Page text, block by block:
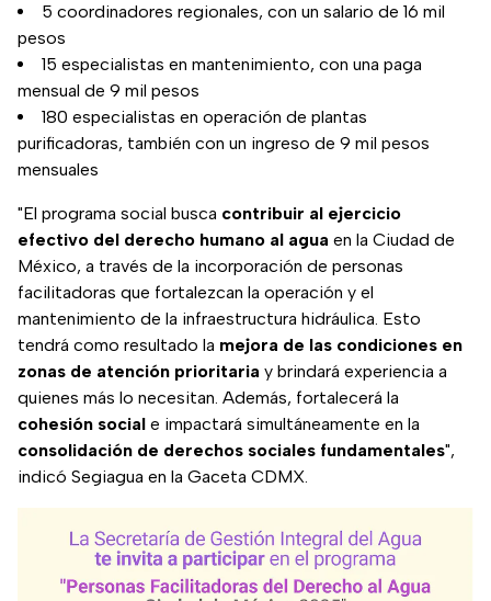
5 coordinadores regionales, con un salario de 16 mil
pesos
15 especialistas en mantenimiento, con una paga
mensual de 9 mil pesos
180 especialistas en operación de plantas
purificadoras, también con un ingreso de 9 mil pesos
mensuales
"El programa social busca contribuir al ejercicio
efectivo del derecho humano al agua en la Ciudad de
México, a través de la incorporación de personas
facilitadoras que fortalezcan la operación y el
mantenimiento de la infraestructura hidráulica. Esto
tendrá como resultado la mejora de las condiciones en
zonas de atención prioritaria y brindará experiencia a
quienes más lo necesitan. Además, fortalecerá la
cohesión social e impactará simultáneamente en la
consolidación de derechos sociales fundamentales",
indicó Segiagua en la Gaceta CDMX.